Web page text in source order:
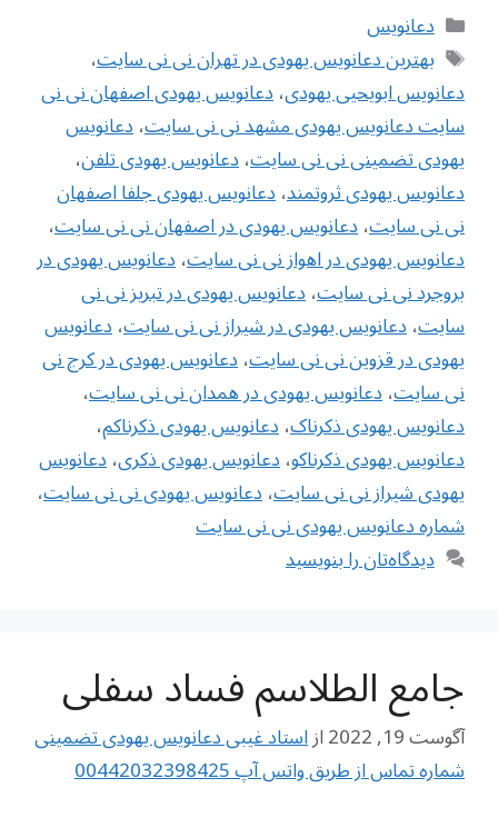
دسته‌ها
دعانویس
برچسب‌ها
بهترین دعانویس یهودی در تهران نی نی سایت،
دعانویس ابویحیی یهودی،دعانویس یهودی اصفهان نی نی
سایت دعانویس یهودی مشهد نی نی سایت،دعانویس
یهودی تضمینی نی نی سایت،دعانویس یهودی تلفن،
دعانویس یهودی ثروتمند،دعانویس یهودی جلفا اصفهان
نی نی سایت،دعانویس یهودی در اصفهان نی نی سایت،
دعانویس یهودی در اهواز نی نی سایت،دعانویس یهودی در
بروجرد نی نی سایت،دعانویس یهودی در تبریز نی نی
سایت،دعانویس یهودی در شیراز نی نی سایت،دعانویس
یهودی در قزوین نی نی سایت،دعانویس یهودی در کرج نی
نی سایت،دعانویس یهودی در همدان نی نی سایت،
دعانویس یهودی ذکرناک،دعانویس یهودی ذکرناکم،
دعانویس یهودی ذکرناکو،دعانویس یهودی ذکری،دعانویس
یهودی شیراز نی نی سایت،دعانویس یهودی نی نی سایت،
شماره دعانویس یهودی نی نی سایت
دیدگاه‌تان را بنویسید
جامع الطلاسم فساد سفلی
آگوست 19, 2022 ازاستاد غیبی دعانویس یهودی تضمینی
شماره تماس از طریق واتس آپ 00442032398425